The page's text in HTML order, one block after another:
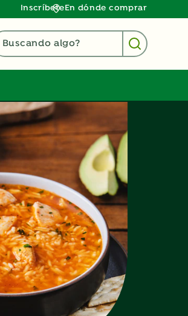
InscríbeteEn dónde comprar
Buscando algo?